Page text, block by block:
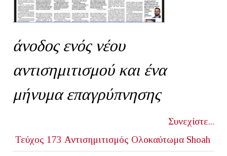
άνοδος ενός νέου
αντισημιτισμού και ένα
μήνυμα επαγρύπνησης
Συνεχίστε...
Τεύχος 173 Αντισημιτισμός Ολοκαύτωμα Shoah